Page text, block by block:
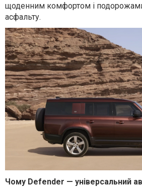
щоденним комфортом і
асфальту.
Чому Defender — універсальний